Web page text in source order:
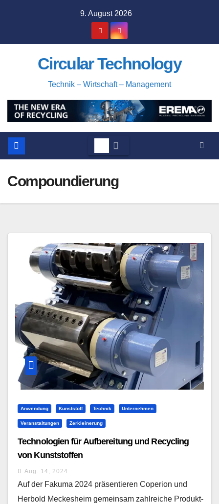
9. August 2026
Circular Technology
Technik – Wirtschaft – Management
Compoundierung
Anwendung Kunststoff Technik Unternehmen
Veranstaltungen Zerkleinerung
Technologien für Aufbereitung und Recycling
von Kunststoffen
Aug. 14, 2024
Auf der Fakuma 2024 präsentieren Coperion und
Herbold Meckesheim gemeinsam zahlreiche Produkt-